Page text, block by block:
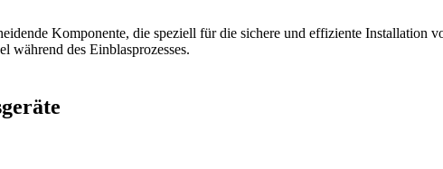
Komponente, die speziell für die sichere und effiziente Installation
während des Einblasprozesses.